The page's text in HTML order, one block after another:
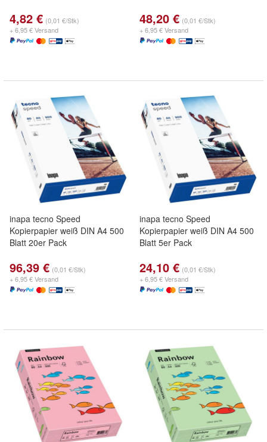
4,82 € (0,01 €/Stk)
+ 6,95 € Versand
48,20 € (0,01 €/Stk)
+ 6,95 € Versand
inapa tecno Speed
Kopierpapier weiß DIN A4 500
Blatt 20er Pack
96,39 € (0,01 €/Stk)
+ 6,95 € Versand
inapa tecno Speed
Kopierpapier weiß DIN A4 500
Blatt 5er Pack
24,10 € (0,01 €/Stk)
+ 6,95 € Versand